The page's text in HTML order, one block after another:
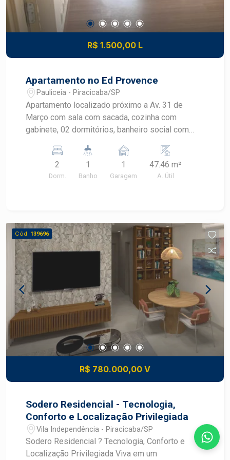
R$ 1.500,00 L
Apartamento no Ed Provence
Pauliceia - Piracicaba/SP
Apartamento localizado próximo a Av. 31 de
Março com sala com sacada, cozinha com
gabinete, 02 dormitórios, banheiro social com
espaço gourmet e quadra.
2
Dorm.
1
Banho
1
Garagem
47.46 m²
A. Útil
Cód. 139696
R$ 780.000,00 V
Sodero Residencial - Tecnologia,
Conforto e Localização Privilegiada
Vila Independência - Piracicaba/SP
Sodero Residencial ? Tecnologia, Conforto e
Localização Privilegiada Viva em um